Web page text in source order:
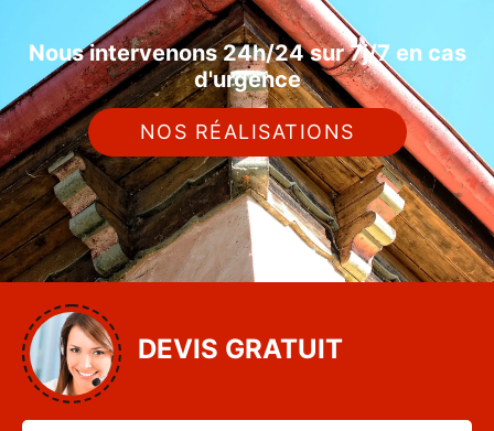
Nous intervenons 24h/24 sur 7j/7 en cas
d'urgence
NOS RÉALISATIONS
DEVIS GRATUIT